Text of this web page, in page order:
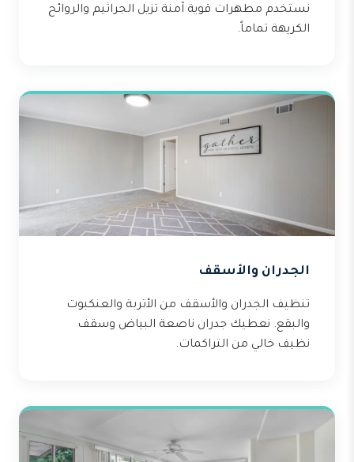
نستخدم مطهرات قوية آمنة تزيل الجراثيم والروائح
الكريهة تماماً.
الجدران والأسقف
تنظيف الجدران والأسقف من الأتربة والعنكبوت
والبقع. نعطيك جدران ناصعة البياض وسقف
نظيف خالي من التراكمات.